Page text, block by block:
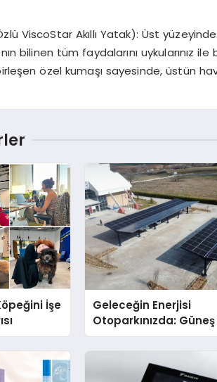
ViscoStar Akıllı Yatak): Üst
bilinen tüm faydalarını uykularınız
özel kumaşı sayesinde, üstün
İşe
Geleceğin Enerjisi
Otoparkınızda:
Carport (Solar